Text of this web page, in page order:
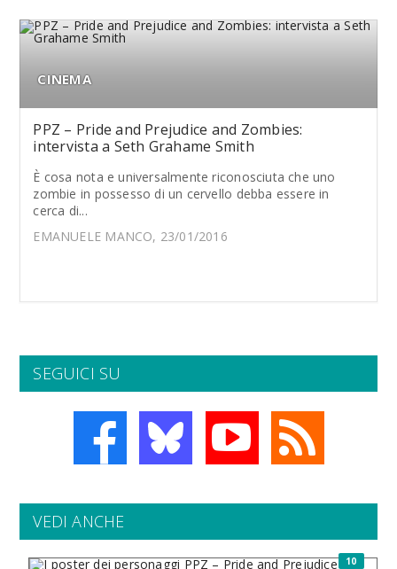
CINEMA
PPZ – Pride and Prejudice and Zombies:
intervista a Seth Grahame Smith
È cosa nota e universalmente riconosciuta che uno
zombie in possesso di un cervello debba essere in
cerca di...
EMANUELE MANCO, 23/01/2016
SEGUICI SU
VEDI ANCHE
10